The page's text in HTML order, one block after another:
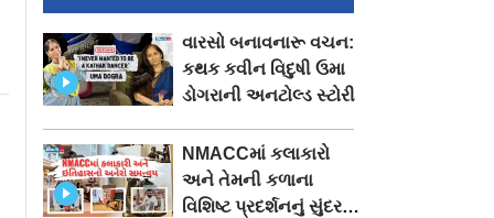
વારસો બનાવનારૂ વચન:
કથક કવીન વિદુષી ઉમા
ડોગરાની અનટોલ્ડ સ્ટોરી
NMACCમાં કલાકારો
અને તેમની કળાના
વિશિષ્ટ પ્રદર્શનનું સુંદર